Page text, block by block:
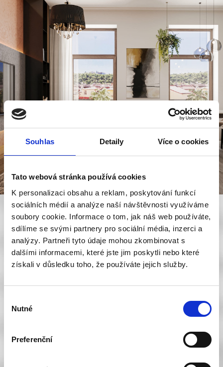
Souhlas Detaily Více o cookies
Tato webová stránka používá cookies
K personalizaci obsahu a reklam, poskytování funkcí
sociálních médií a analýze naší návštěvnosti využíváme
soubory cookie. Informace o tom, jak náš web používáte,
sdílíme se svými partnery pro sociální média, inzerci a
analýzy. Partneři tyto údaje mohou zkombinovat s
dalšími informacemi, které jste jim poskytli nebo které
získali v důsledku toho, že používáte jejich služby.
souhlasu
Nutné
Preferenční